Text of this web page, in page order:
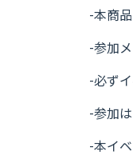
-本商
-参加
-必ず
-参加
-本イ